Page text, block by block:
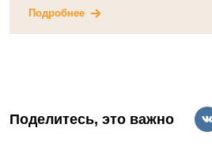
Подробнее
Поделитесь, это важно